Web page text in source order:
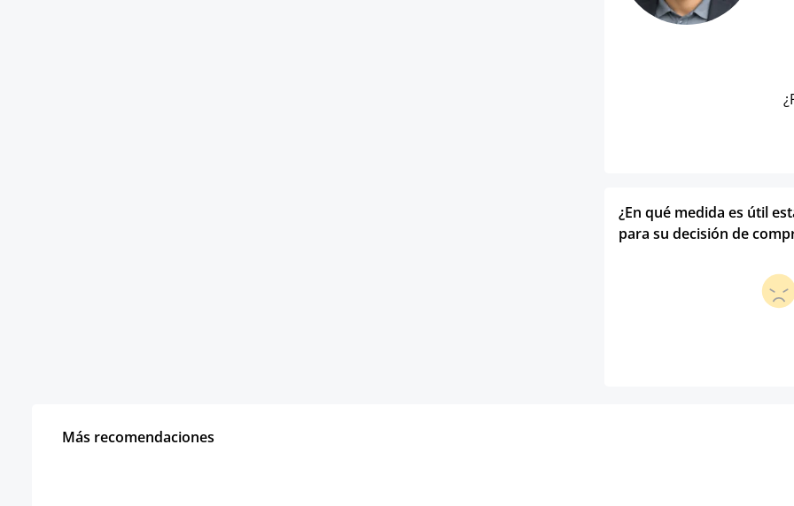
¿En qué medida es útil
para su decisión de
Más recomendaciones